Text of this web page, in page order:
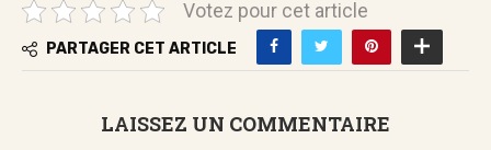
Votez pour cet article
PARTAGER CET ARTICLE
LAISSEZ UN COMMENTAIRE